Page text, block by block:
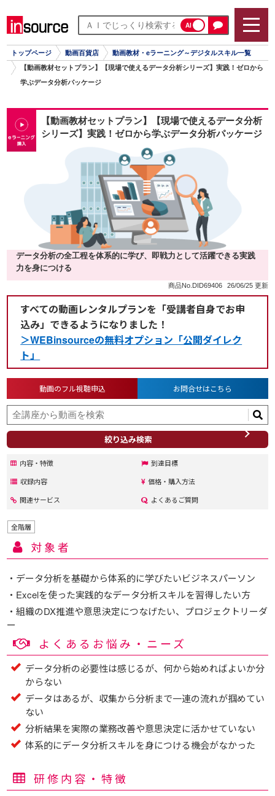
AI
トップページ 動画百貨店
動画教材・eラーニング～デジタルスキル一覧
【動画教材セットプラン】【現場で使えるデータ分析シリーズ】実践！ゼロから
学ぶデータ分析パッケージ
【動画教材セットプラン】【現場で使えるデータ分析
シリーズ】実践！ゼロから学ぶデータ分析パッケージ
データ分析の全工程を体系的に学び、即戦力として活躍できる実践
力を身につける
商品No.DID69406 26/06/25 更新
すべての動画レンタルプランを「受講者自身でお申
込み」できるようになりました！
＞WEBinsourceの無料オプション「公開ダイレク
ト」
絞り込み検索
動画のフル視聴申込 お問合せはこちら
内容・特徴
到達目標
収録内容
価格・購入方法
関連サービス
よくあるご質問
全階層
対象者
・データ分析を基礎から体系的に学びたいビジネスパーソン
・Excelを使った実践的なデータ分析スキルを習得したい方
・組織のDX推進や意思決定につなげたい、プロジェクトリーダ
ー
よくあるお悩み・ニーズ
データ分析の必要性は感じるが、何から始めればよいか分
からない
データはあるが、収集から分析まで一連の流れが掴めてい
ない
分析結果を実際の業務改善や意思決定に活かせていない
体系的にデータ分析スキルを身につける機会がなかった
研修内容・特徴